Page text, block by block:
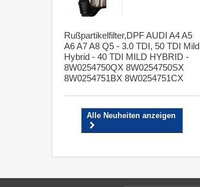
Rußpartikelfilter,DPF AUDI A4 A5
A6 A7 A8 Q5 - 3.0 TDI, 50 TDI Mild
Hybrid - 40 TDI MILD HYBRID -
8W0254750QX 8W0254750SX
8W0254751BX 8W0254751CX
Alle Neuheiten anzeigen